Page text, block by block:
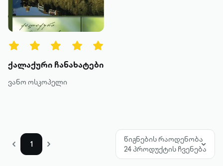
წიგნის ტიპები
ყველა
ტექსტური
ხმოვანი
მოთხრობა
რომანი
ქალაქური ჩანახატები
ვანო ოსკოპელი
1
წიგნების რაოდენობა
24 პროდუქტის ჩვენება